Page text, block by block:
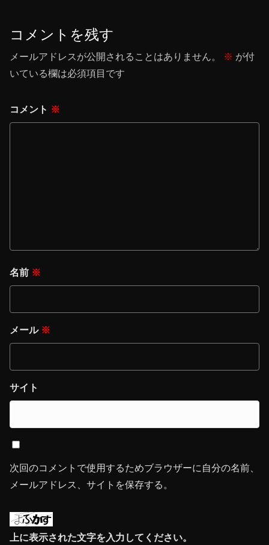
コメントを残す
メールアドレスが公開されることはありません。 ※ が付
いている欄は必須項目です
コメント ※
名前 ※
メール ※
サイト
次回のコメントで使用するためブラウザーに自分の名前、
メールアドレス、サイトを保存する。
上に表示された文字を入力してください。